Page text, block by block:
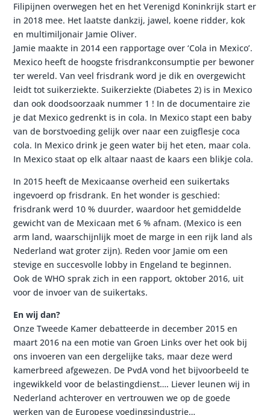
Filipijnen overwegen het en het Verenigd Koninkrijk start er
in 2018 mee. Het laatste dankzij, jawel, koene ridder, kok
en multimiljonair Jamie Oliver.
Jamie maakte in 2014 een rapportage over ‘Cola in Mexico’.
Mexico heeft de hoogste frisdrankconsumptie per bewoner
ter wereld. Van veel frisdrank word je dik en overgewicht
leidt tot suikerziekte. Suikerziekte (Diabetes 2) is in Mexico
dan ook doodsoorzaak nummer 1 ! In de documentaire zie
je dat Mexico gedrenkt is in cola. In Mexico stapt een baby
van de borstvoeding gelijk over naar een zuigflesje coca
cola. In Mexico drink je geen water bij het eten, maar cola.
In Mexico staat op elk altaar naast de kaars een blikje cola.
In 2015 heeft de Mexicaanse overheid een suikertaks
ingevoerd op frisdrank. En het wonder is geschied:
frisdrank werd 10 % duurder, waardoor het gemiddelde
gewicht van de Mexicaan met 6 % afnam. (Mexico is een
arm land, waarschijnlijk moet de marge in een rijk land als
Nederland wat groter zijn). Reden voor Jamie om een
stevige en succesvolle lobby in Engeland te beginnen.
Ook de WHO sprak zich in een rapport, oktober 2016, uit
voor de invoer van de suikertaks.
En wij dan?
Onze Tweede Kamer debatteerde in december 2015 en
maart 2016 na een motie van Groen Links over het ook bij
ons invoeren van een dergelijke taks, maar deze werd
kamerbreed afgewezen. De PvdA vond het bijvoorbeeld te
ingewikkeld voor de belastingdienst…. Liever leunen wij in
Nederland achterover en vertrouwen we op de goede
werken van de Europese voedingsindustrie…